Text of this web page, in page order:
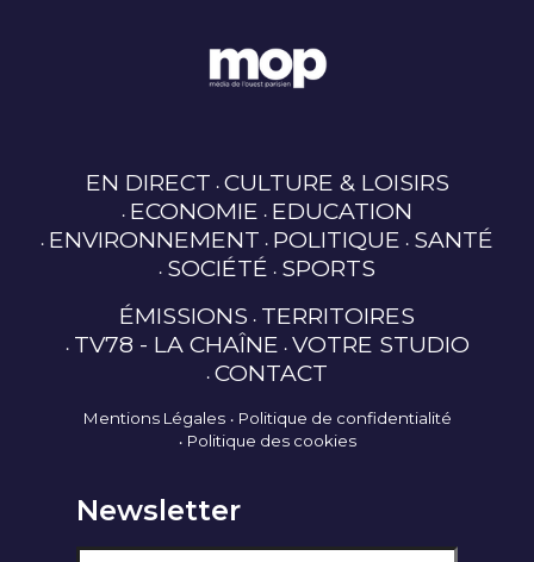
EN DIRECT CULTURE & LOISIRS
ECONOMIE EDUCATION
ENVIRONNEMENT POLITIQUE SANTÉ
SOCIÉTÉ SPORTS
ÉMISSIONS TERRITOIRES
TV78 - LA CHAÎNE VOTRE STUDIO
CONTACT
Mentions Légales
Politique de confidentialité
Politique des cookies
Newsletter